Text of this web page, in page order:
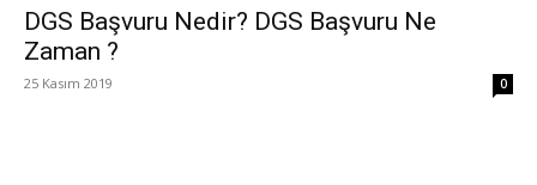
DGS Başvuru Nedir? DGS Başvuru Ne
Zaman ?
25 Kasım 2019 0